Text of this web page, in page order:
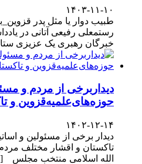
۱۴۰۳-۱۱-۱۰
طبیب دوار یا مثل پدر
رستمعلی رفیعی آتانی در
خبرگان رهبری یک عزیزی
دیداربرخی از مردم و
حوزه‌های‌علمیه‌قزوین و
۱۴۰۲-۱۲-۱۴
دیدار برخی از مسئولین و
تاکستان و اقشار مختلف
الله اسلامی منتخب مجلس